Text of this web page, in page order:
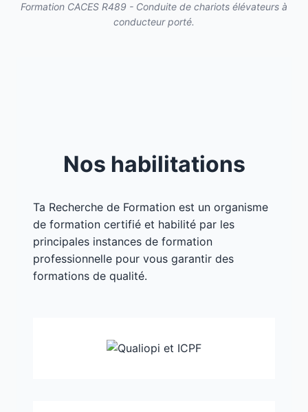
Formation CACES R489 - Conduite de chariots élévateurs à
conducteur porté.
Nos habilitations
Ta Recherche de Formation est un organisme
de formation certifié et habilité par les
principales instances de formation
professionnelle pour vous garantir des
formations de qualité.